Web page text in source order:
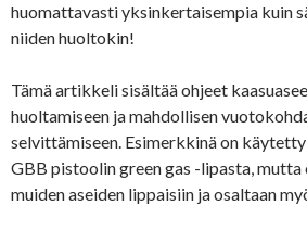
huomattavasti yksinkertaisempia kuin
niiden huoltokin!
Tämä artikkeli sisältää ohjeet
huoltamiseen ja mahdollisen
selvittämiseen. Esimerkkinä on
GBB pistoolin green gas -lipasta,
muiden aseiden lippaisiin ja osaltaan